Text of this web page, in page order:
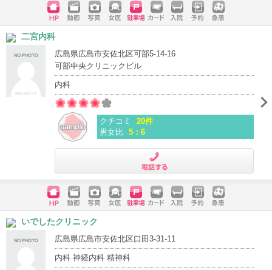
ホームペ
ージ
動画 写真 女医 駐車場
クレジッ
入院 予約 急患
二宮内科
広島県広島市安佐北区可部5-14-16
可部中央クリニックビル
内科
クチコミ
20件
男女比 5：6
ホームペ
ージ
動画 写真 女医 駐車場
クレジッ
入院 予約 急患
いでしたクリニック
広島県広島市安佐北区口田3-31-11
内科 神経内科 精神科